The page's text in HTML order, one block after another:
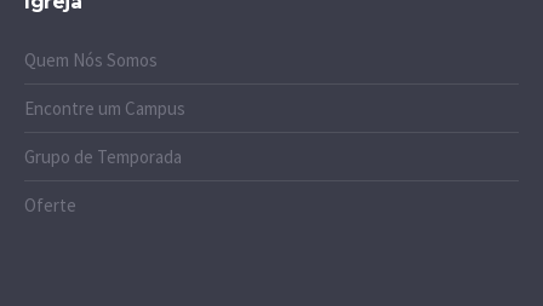
Quem Nós Somos
Encontre um Campus
Grupo de Temporada
Oferte